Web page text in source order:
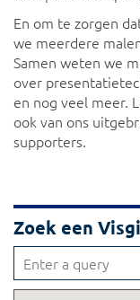
En om te zorgen
we meerdere
Samen weten we
over
en nog veel meer.
ook van ons
supporters.
Zoek een